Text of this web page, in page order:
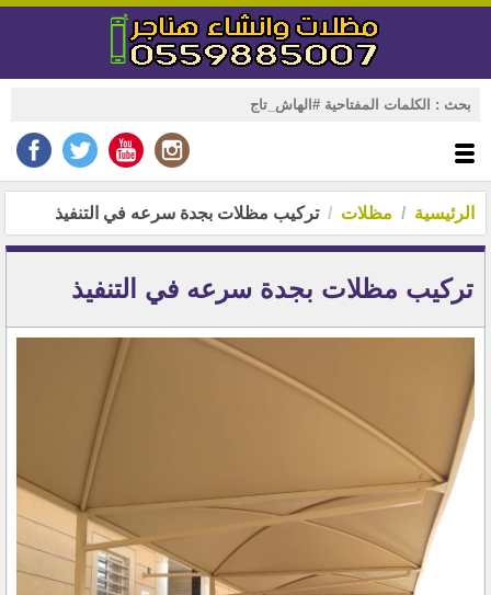
الرئيسية مظلات تركيب مظلات بجدة سرعه في التنفيذ
تركيب مظلات بجدة سرعه في التنفيذ